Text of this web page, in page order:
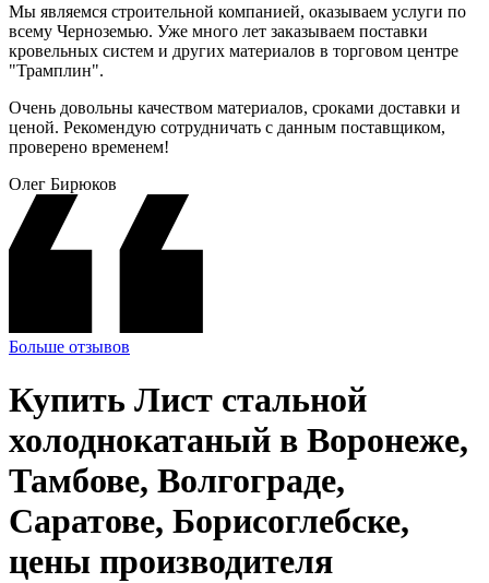
Мы являемся строительной компанией, оказываем услуги по
всему Черноземью. Уже много лет заказываем поставки
кровельных систем и других материалов в торговом центре
"Трамплин".
Очень довольны качеством материалов, сроками доставки и
ценой. Рекомендую сотрудничать с данным поставщиком,
проверено временем!
Олег Бирюков
Больше отзывов
Купить Лист стальной
холоднокатаный в Воронеже,
Тамбове, Волгограде,
Саратове, Борисоглебске,
цены производителя